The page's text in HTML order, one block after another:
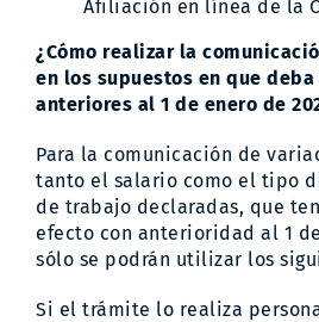
Afiliación en línea de la
¿Cómo realizar la
en los supuestos en que
anteriores al 1 de enero de
Para la comunicación de
tanto el salario como el tipo
de trabajo declaradas, que
efecto con anterioridad al 1
sólo se podrán utilizar los
Si el trámite lo realiza